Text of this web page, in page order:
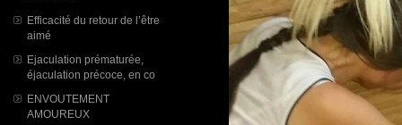
Efficacité du retour de l’être
aimé
Ejaculation prématurée,
éjaculation précoce, en co
ENVOUTEMENT
AMOUREUX